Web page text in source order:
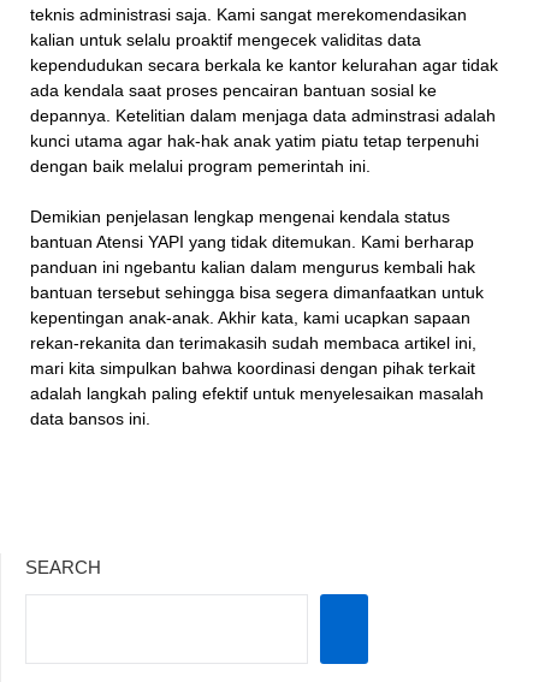
teknis administrasi saja. Kami sangat merekomendasikan
kalian untuk selalu proaktif mengecek validitas data
kependudukan secara berkala ke kantor kelurahan agar tidak
ada kendala saat proses pencairan bantuan sosial ke
depannya. Ketelitian dalam menjaga data adminstrasi adalah
kunci utama agar hak-hak anak yatim piatu tetap terpenuhi
dengan baik melalui program pemerintah ini.
Demikian penjelasan lengkap mengenai kendala status
bantuan Atensi YAPI yang tidak ditemukan. Kami berharap
panduan ini ngebantu kalian dalam mengurus kembali hak
bantuan tersebut sehingga bisa segera dimanfaatkan untuk
kepentingan anak-anak. Akhir kata, kami ucapkan sapaan
rekan-rekanita dan terimakasih sudah membaca artikel ini,
mari kita simpulkan bahwa koordinasi dengan pihak terkait
adalah langkah paling efektif untuk menyelesaikan masalah
data bansos ini.
SEARCH